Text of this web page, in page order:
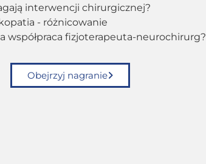
interwencji chirurgicznej?
- różnicowanie
współpraca fizjoterapeuta-neurochirurg?
Obejrzyj nagranie